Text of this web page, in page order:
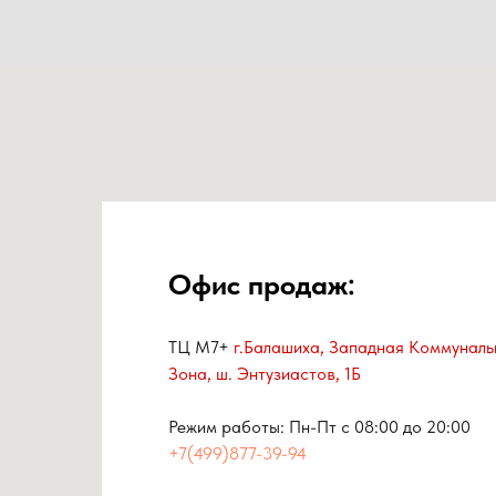
Офис продаж:
ТЦ М7+ г.Балашиха, Западная
Зона, ш. Энтузиастов, 1Б
Режим работы: Пн-Пт с 08:00 до 20:00
+7(499)877-39-94